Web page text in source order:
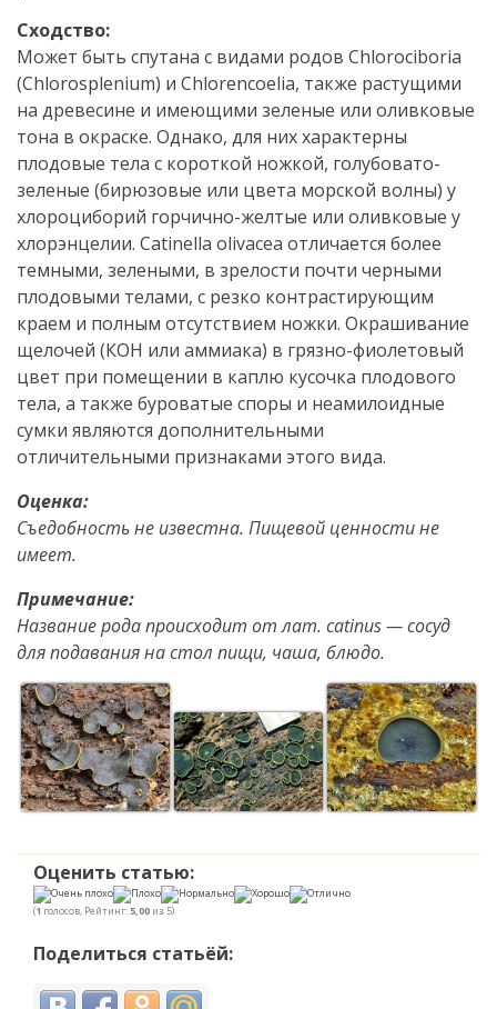
Сходство:
Может быть спутана с видами родов Chlorociboria
(Chlorosplenium) и Chlorencoelia, также растущими
на древесине и имеющими зеленые или оливковые
тона в окраске. Однако, для них характерны
плодовые тела с короткой ножкой, голубовато-
зеленые (бирюзовые или цвета морской волны) у
хлороциборий горчично-желтые или оливковые у
хлорэнцелии. Catinella olivacea отличается более
темными, зелеными, в зрелости почти черными
плодовыми телами, с резко контрастирующим
краем и полным отсутствием ножки. Окрашивание
щелочей (КОН или аммиака) в грязно-фиолетовый
цвет при помещении в каплю кусочка плодового
тела, а также буроватые споры и неамилоидные
сумки являются дополнительными
отличительными признаками этого вида.
Оценка:
Съедобность не известна. Пищевой ценности не
имеет.
Примечание:
Название рода происходит от лат. catinus — сосуд
для подавания на стол пищи, чаша, блюдо.
Оценить статью:
(1 голосов, Рейтинг: 5,00 из 5)
Поделиться статьёй: